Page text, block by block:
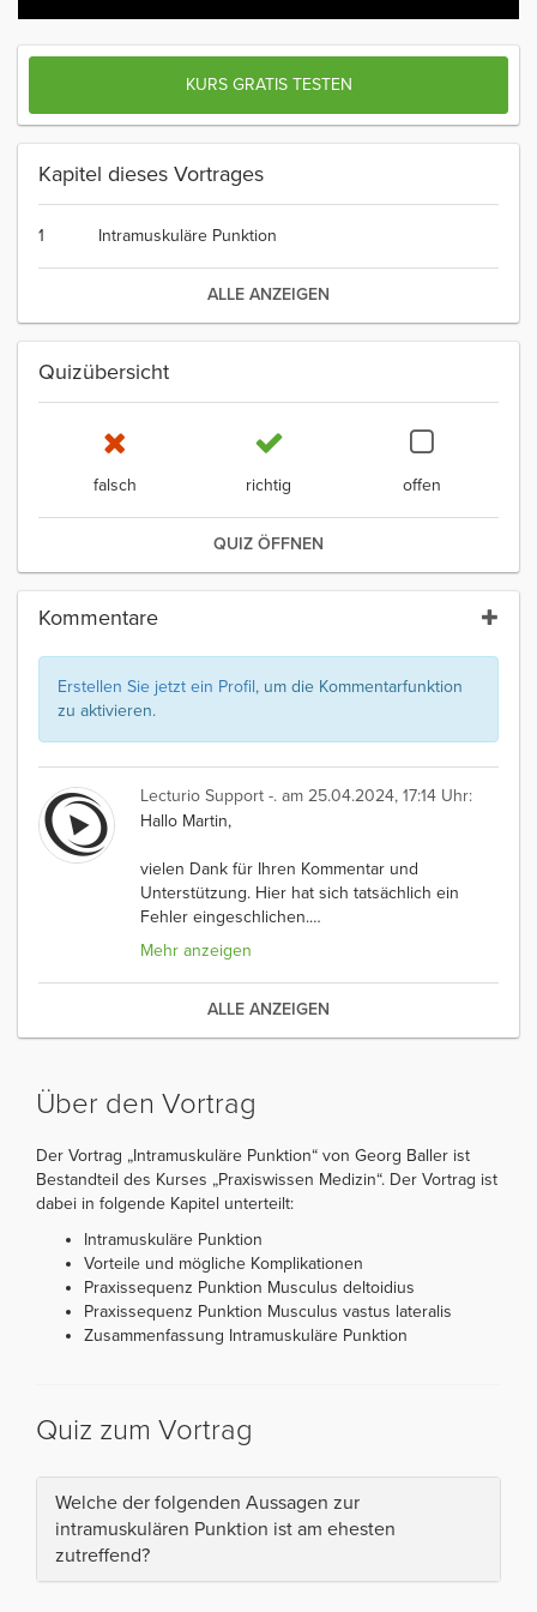
KURS GRATIS TESTEN
Kapitel dieses Vortrages
1 Intramuskuläre Punktion
ALLE ANZEIGEN
Quizübersicht
falsch richtig offen
QUIZ ÖFFNEN
Kommentare
Erstellen Sie jetzt ein Profil, um die Kommentarfunktion
zu aktivieren.
Lecturio Support -. am 25.04.2024, 17:14 Uhr:
Hallo Martin,
vielen Dank für Ihren Kommentar und
Unterstützung. Hier hat sich tatsächlich ein
Fehler eingeschlichen.…
Mehr anzeigen
ALLE ANZEIGEN
Über den Vortrag
Der Vortrag „Intramuskuläre Punktion“ von Georg Baller ist
Bestandteil des Kurses „Praxiswissen Medizin“. Der Vortrag ist
dabei in folgende Kapitel unterteilt:
Intramuskuläre Punktion
Vorteile und mögliche Komplikationen
Praxissequenz Punktion Musculus deltoidius
Praxissequenz Punktion Musculus vastus lateralis
Zusammenfassung Intramuskuläre Punktion
Quiz zum Vortrag
Welche der folgenden Aussagen zur
intramuskulären Punktion ist am ehesten
zutreffend?